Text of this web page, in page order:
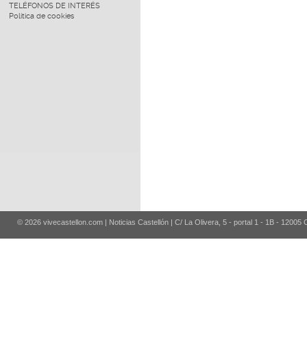
TELÉFONOS DE INTERÉS
Política de cookies
© 2026 vivecastellon.com | Noticias Castellón | C/ La Olivera, 5 - portal 1 - 1B - 12005